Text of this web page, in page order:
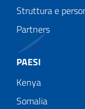
Struttura e
Partners
PAESI
Kenya
Somalia